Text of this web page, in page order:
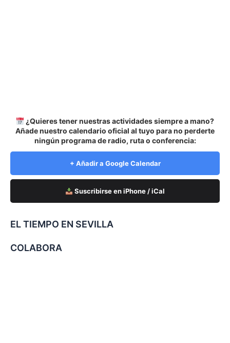
¿Quieres tener nuestras actividades siempre a mano?
Añade nuestro calendario oficial al tuyo para no perderte
ningún programa de radio, ruta o conferencia:
+ Añadir a Google Calendar
Suscribirse en iPhone / iCal
EL TIEMPO EN SEVILLA
COLABORA